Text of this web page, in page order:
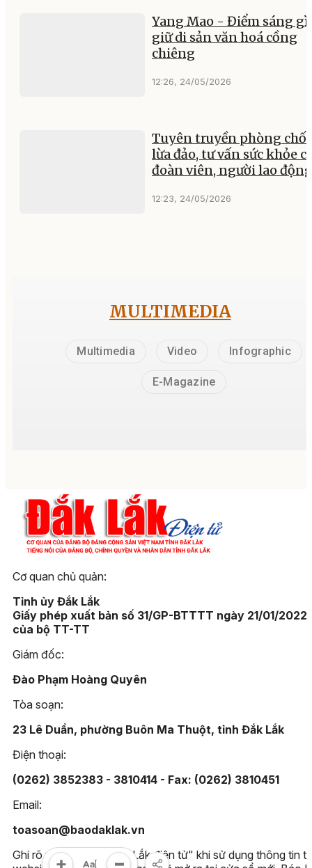
Yang Mao - Điểm sáng
giữ di sản văn hoá cồng
chiêng
12:26, 24/05/2026
Tuyên truyền phòng
lừa đảo, tư vấn sức khỏe
đoàn viên, người lao động
12:23, 24/05/2026
MULTIMEDIA
Multimedia Video Infographic
E-Magazine
Cơ quan chủ quản:
Tỉnh ủy Đắk Lắk
Giấy phép xuất bản số 31/GP-BTTTT ngày 21/01/2022
của bộ TT-TT
Giám đốc:
Đào Phạm Hoàng Quyên
Tòa soạn:
23 Lê Duẩn, phường Buôn Ma Thuột, tỉnh Đắk Lắk
Điện thoại:
(0262) 3852383 - 3810414 - Fax: (0262) 3810451
Email:
toasoan@baodaklak.vn
Ghi rõ nguồn "Báo Đắk Lắk điện tử" khi sử dụng thông tin